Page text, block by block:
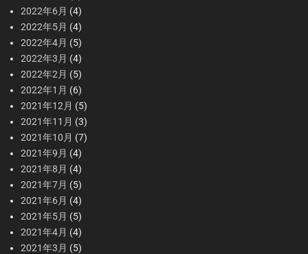
2022年6月 (4)
2022年5月 (4)
2022年4月 (5)
2022年3月 (4)
2022年2月 (5)
2022年1月 (6)
2021年12月 (5)
2021年11月 (3)
2021年10月 (7)
2021年9月 (4)
2021年8月 (4)
2021年7月 (5)
2021年6月 (4)
2021年5月 (5)
2021年4月 (4)
2021年3月 (5)